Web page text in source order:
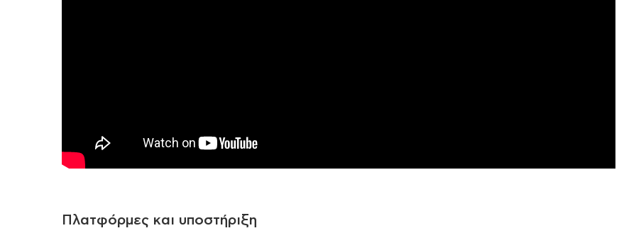
Πλατφόρμες και υποστήριξη